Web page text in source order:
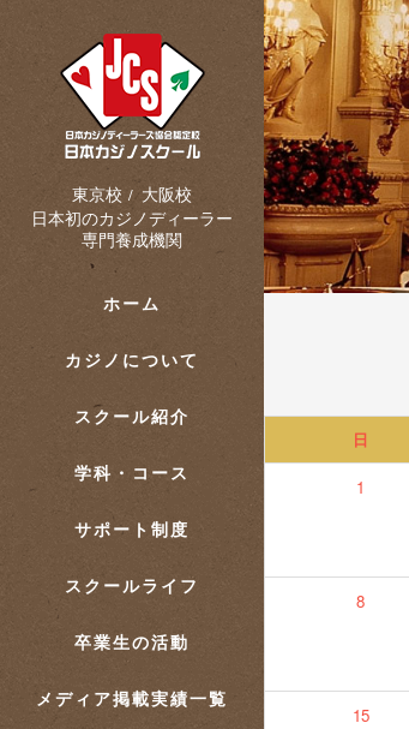
東京校 / 大阪校
日本初のカジノディーラー
専門養成機関
ホーム
カジノについて
スクール紹介
学科・コース
サポート制度
スクールライフ
卒業生の活動
メディア掲載実績一覧
日
1
8
15